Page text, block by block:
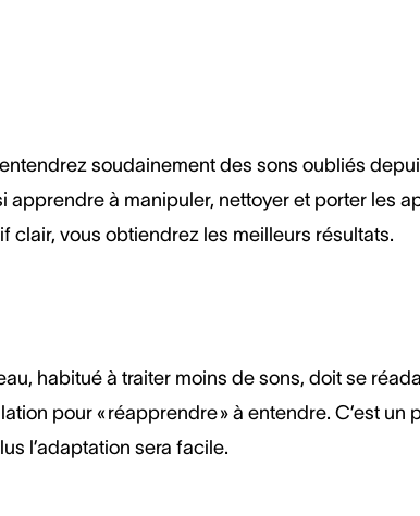
soudainement des sons oubliés
à manipuler, nettoyer et porter les
clair, vous obtiendrez les meilleurs résultats.
habitué à traiter moins de sons, doit se
pour « réapprendre » à entendre. C’est un
l’adaptation sera facile.